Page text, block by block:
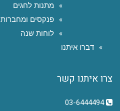
מתנות לחגים
פנקסים ומחברות
לוחות שנה
דברו איתנו
צרו איתנו קשר
03-6444494